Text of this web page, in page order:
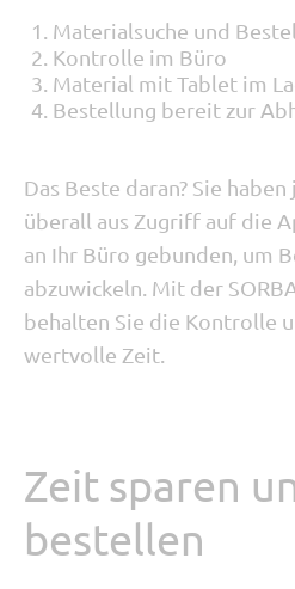
Materialsuche und
Kontrolle im Büro
Material mit Tablet im
Bestellung bereit zur
Das Beste daran? Sie
überall aus Zugriff auf die
an Ihr Büro gebunden, um
abzuwickeln. Mit der
behalten Sie die Kontrolle
wertvolle Zeit.
Zeit sparen
bestellen